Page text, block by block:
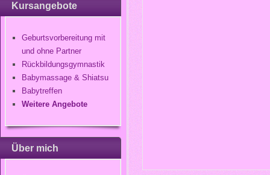
Kursangebote
Geburtsvorbereitung mit
und ohne Partner
Rückbildungsgymnastik
Babymassage & Shiatsu
Babytreffen
Weitere Angebote
Über mich